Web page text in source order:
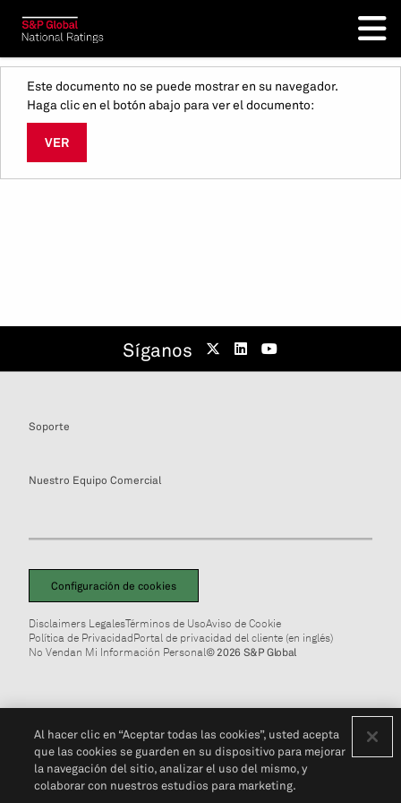
Este documento no se puede mostrar en su navegador.
Haga clic en el botón abajo para ver el documento:
VER
Síganos
Soporte
Nuestro Equipo Comercial
Configuración de cookies
Disclaimers LegalesTérminos de UsoAviso de Cookie
Política de PrivacidadPortal de privacidad del cliente (en inglés)
No Vendan Mi Información Personal© 2026 S&P Global
Al hacer clic en “Aceptar todas las cookies”, usted acepta
que las cookies se guarden en su dispositivo para mejorar
la navegación del sitio, analizar el uso del mismo, y
colaborar con nuestros estudios para marketing.